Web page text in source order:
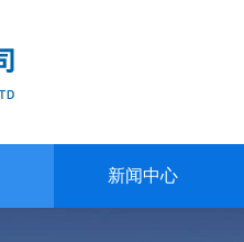
新闻中心